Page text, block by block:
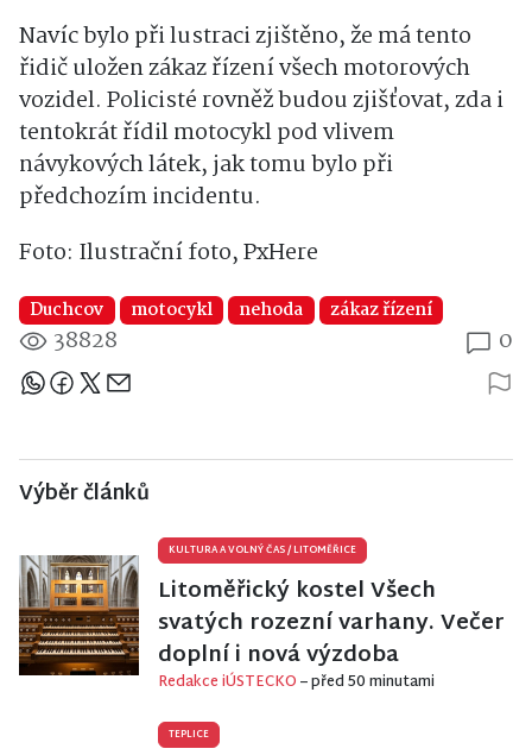
Navíc bylo při lustraci zjištěno, že má tento
řidič uložen zákaz řízení všech motorových
vozidel. Policisté rovněž budou zjišťovat, zda i
tentokrát řídil motocykl pod vlivem
návykových látek, jak tomu bylo při
předchozím incidentu.
Foto: Ilustrační foto, PxHere
Duchcov motocykl nehoda zákaz řízení
38828 0
Sdílejte článek
Výběr článků
KULTURA A VOLNÝ ČAS/LITOMĚŘICE
Litoměřický kostel Všech
svatých rozezní varhany. Večer
doplní i nová výzdoba
Redakce iÚSTECKO– před 50 minutami
TEPLICE